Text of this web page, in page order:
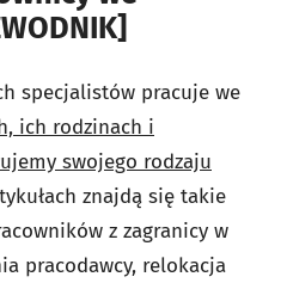
specjalistów pracuje we
ich rodzinach i
swojego rodzaju
znajdą się takie
z zagranicy w
pracodawcy, relokacja